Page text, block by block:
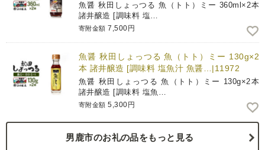
魚醤 秋田しょっつる 魚（トト）ミー 360ml×2本
諸井醸造 [調味料 塩…
寄附金額 7,500円
魚醤 秋田しょっつる 魚（トト）ミー 130g×2
本 諸井醸造 [調味料 塩魚汁 魚醤…|11972
魚醤 秋田しょっつる 魚（トト）ミー 130g×2本
諸井醸造 [調味料 塩魚…
寄附金額 5,300円
男鹿市のお礼の品をもっと見る